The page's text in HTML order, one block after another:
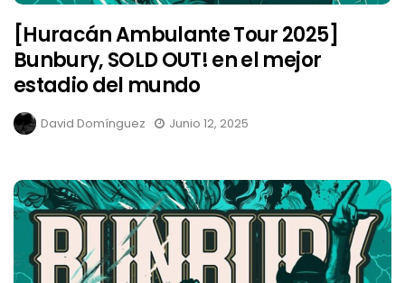
[Huracán Ambulante Tour 2025]
Bunbury, SOLD OUT! en el mejor
estadio del mundo
David Domínguez Junio 12, 2025